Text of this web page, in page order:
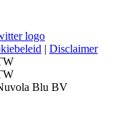
| Disclaimer
Blu BV